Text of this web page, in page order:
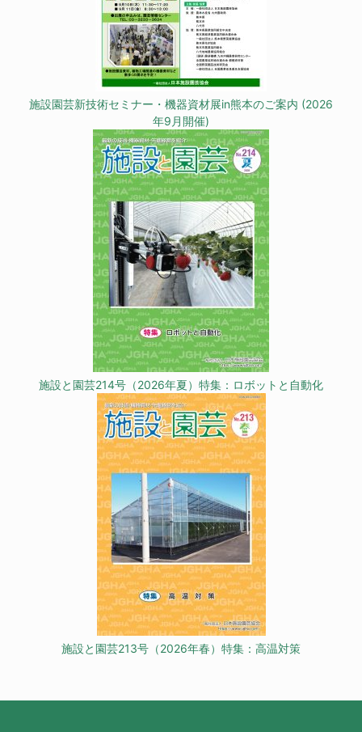
施設園芸新技術セミナー・機器資材展in熊本のご案内 (2026
年9月開催)
施設と園芸214号（2026年夏）特集：ロボットと自動化
施設と園芸213号（2026年春）特集：高温対策